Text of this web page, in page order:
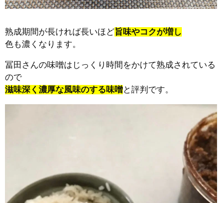
熟成期間が長ければ長いほど旨味やコクが増し
色も濃くなります。
冨田さんの味噌はじっくり時間をかけて熟成されている
ので
滋味深く濃厚な風味のする味噌と評判です。